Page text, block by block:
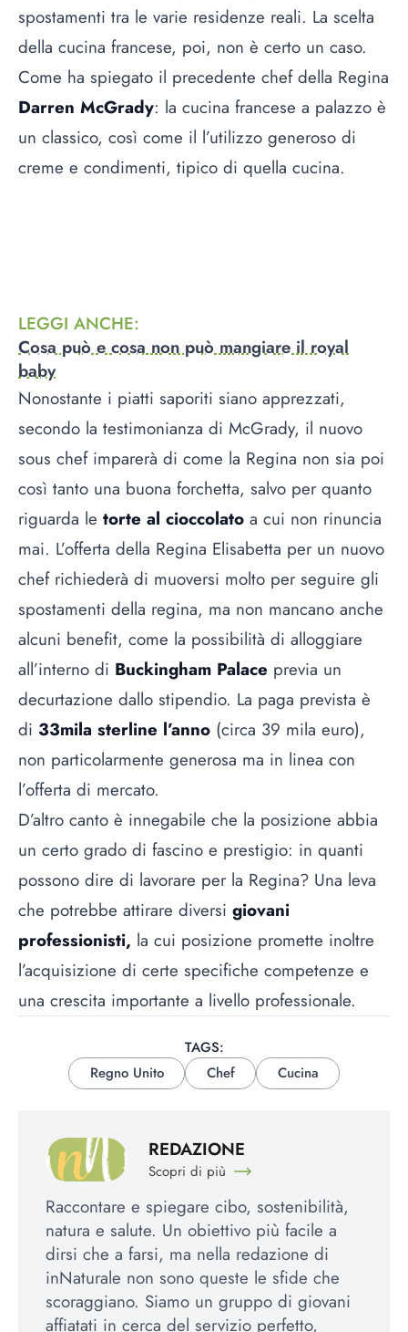
spostamenti tra le varie residenze reali. La scelta
della cucina francese, poi, non è certo un caso.
Come ha spiegato il precedente chef della Regina
Darren McGrady: la cucina francese a palazzo è
un classico, così come il l’utilizzo generoso di
creme e condimenti, tipico di quella cucina.
LEGGI ANCHE:
Cosa può e cosa non può mangiare il royal
baby
Nonostante i piatti saporiti siano apprezzati,
secondo la testimonianza di McGrady, il nuovo
sous chef imparerà di come la Regina non sia poi
così tanto una buona forchetta, salvo per quanto
riguarda le torte al cioccolato a cui non rinuncia
mai. L’offerta della Regina Elisabetta per un nuovo
chef richiederà di muoversi molto per seguire gli
spostamenti della regina, ma non mancano anche
alcuni benefit, come la possibilità di alloggiare
all’interno di Buckingham Palace previa un
decurtazione dallo stipendio. La paga prevista è
di 33mila sterline l’anno (circa 39 mila euro),
non particolarmente generosa ma in linea con
l’offerta di mercato.
D’altro canto è innegabile che la posizione abbia
un certo grado di fascino e prestigio: in quanti
possono dire di lavorare per la Regina? Una leva
che potrebbe attirare diversi giovani
professionisti, la cui posizione promette inoltre
l’acquisizione di certe specifiche competenze e
una crescita importante a livello professionale.
TAGS:
Regno Unito
Chef Cucina
REDAZIONE
Scopri di più
Raccontare e spiegare cibo, sostenibilità,
natura e salute. Un obiettivo più facile a
dirsi che a farsi, ma nella redazione di
inNaturale non sono queste le sfide che
scoraggiano. Siamo un gruppo di giovani
affiatati in cerca del servizio perfetto,